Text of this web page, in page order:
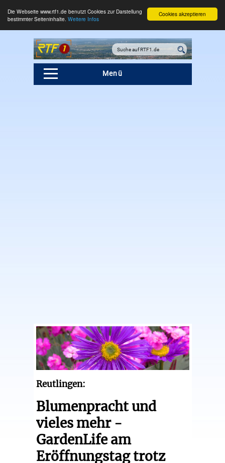
Cookies akzeptieren
Die Webseite www.rtf1.de benutzt Cookies zur Darstellung
bestimmter Seiteninhalte. Weitere Infos
Menü
Reutlingen:
Blumenpracht und
vieles mehr -
GardenLife am
Eröffnungstag trotz